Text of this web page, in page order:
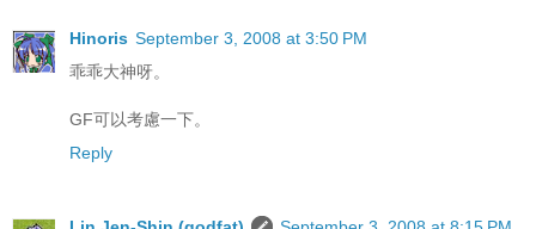
Hinoris September 3, 2008 at 3:50 PM
乖乖大神呀。
GF可以考慮一下。
Reply